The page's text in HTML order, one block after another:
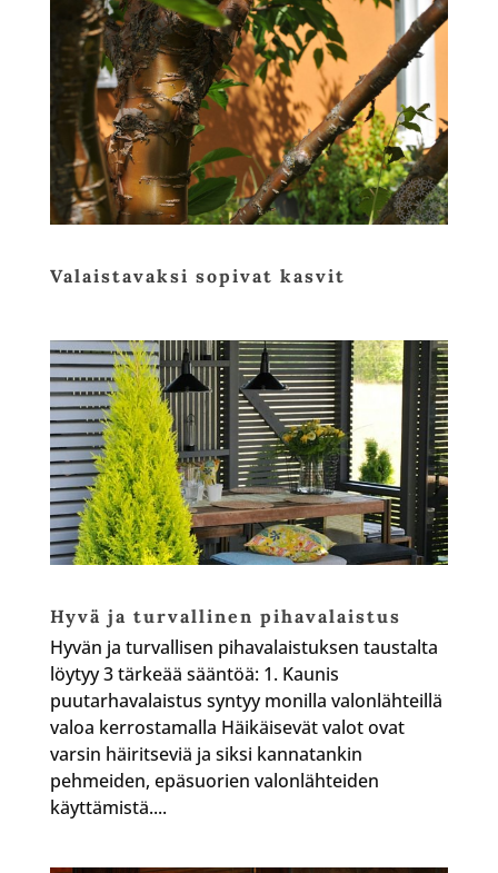
Valaistavaksi sopivat kasvit
Hyvä ja turvallinen pihavalaistus
Hyvän ja turvallisen pihavalaistuksen taustalta
löytyy 3 tärkeää sääntöä: 1. Kaunis
puutarhavalaistus syntyy monilla valonlähteillä
valoa kerrostamalla Häikäisevät valot ovat
varsin häiritseviä ja siksi kannatankin
pehmeiden, epäsuorien valonlähteiden
käyttämistä....